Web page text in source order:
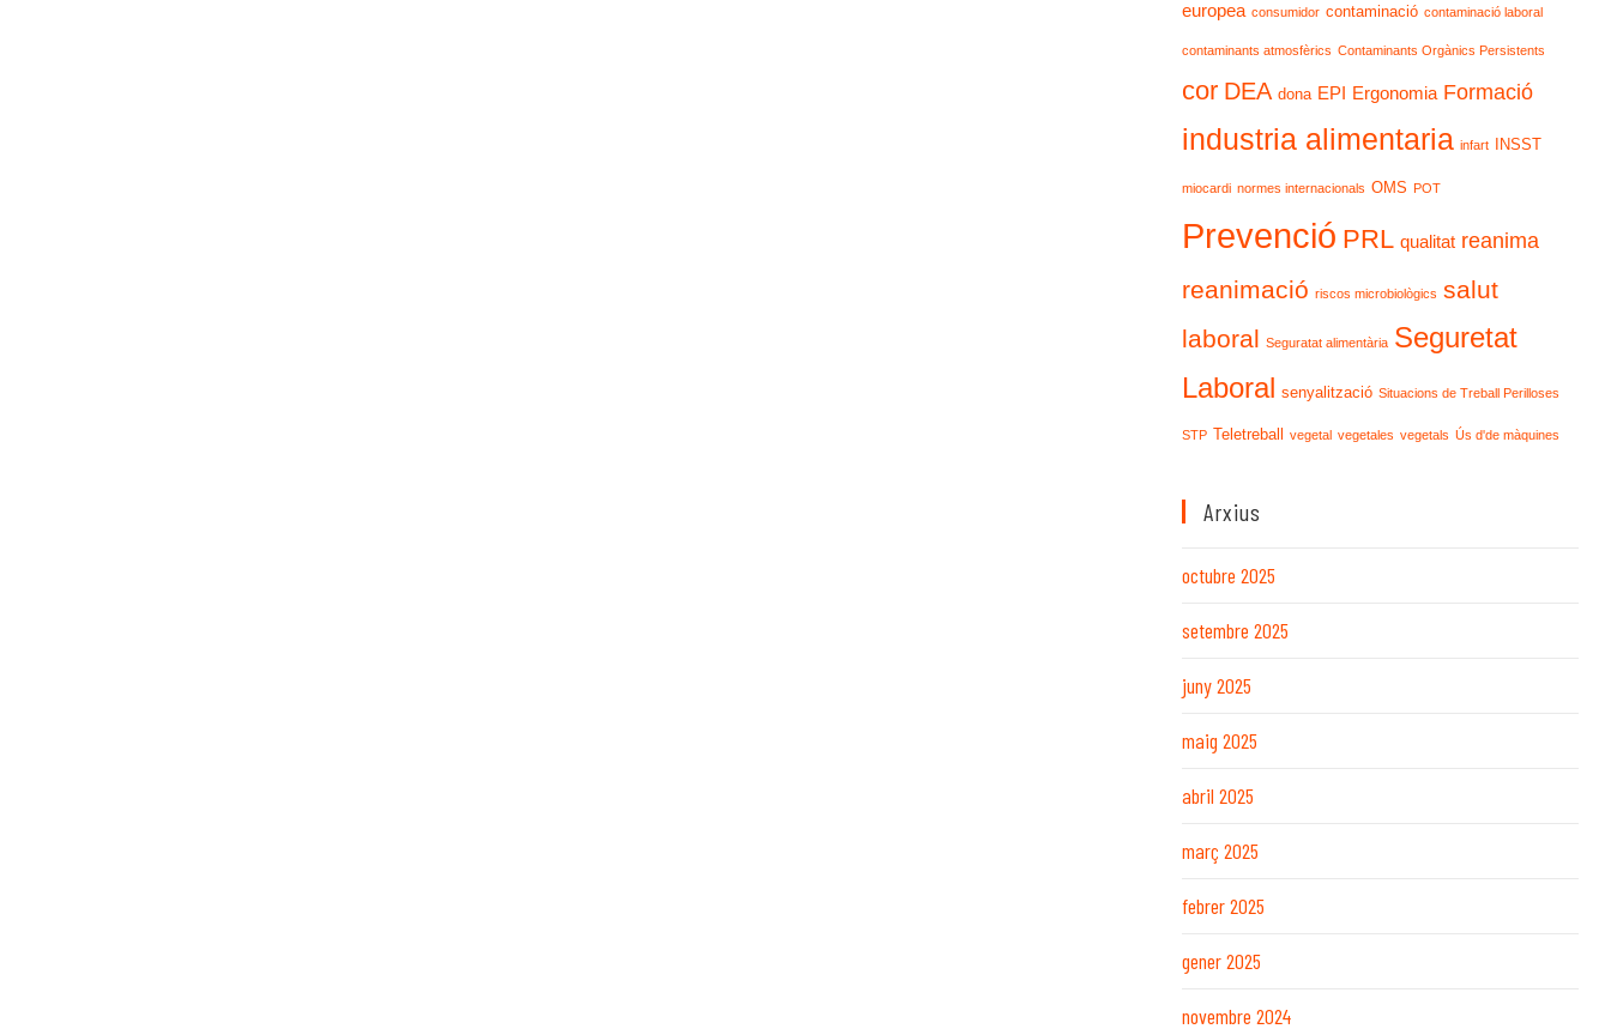
europea consumidor contaminació contaminació laboral
contaminants atmosfèrics Contaminants Orgànics Persistents
cor DEA dona EPI Ergonomia Formació
industria alimentaria infart INSST
miocardi normes internacionals OMS POT
Prevenció PRL qualitat reanima
reanimació riscos microbiològics salut
laboral Seguratat alimentària Seguretat
Laboral senyalització Situacions de Treball Perilloses
STP Teletreball vegetal vegetales vegetals Ús d'de màquines
Arxius
octubre 2025
setembre 2025
juny 2025
maig 2025
abril 2025
març 2025
febrer 2025
gener 2025
novembre 2024